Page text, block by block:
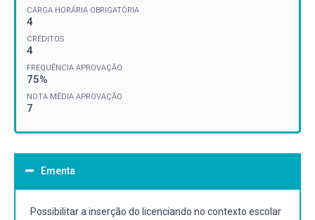
CARGA HORÁRIA OBRIGATÓRIA
4
CRÉDITOS
4
FREQUÊNCIA APROVAÇÃO
75%
NOTA MÉDIA APROVAÇÃO
7
Ementa
Possibilitar a inserção do licenciando no contexto escolar